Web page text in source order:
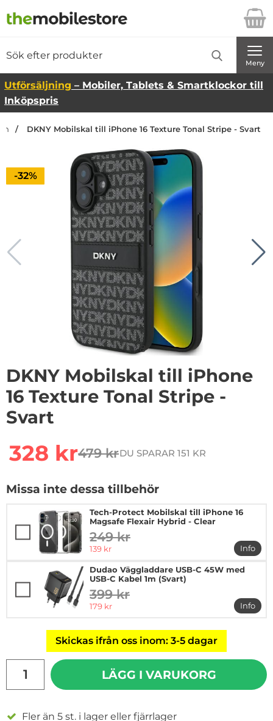
Startsidan för Danira Telecom AB
Meny
Utförsäljning – Mobiler, Tablets & Smartklockor till
Inköpspris
DKNY Mobilskal till iPhone 16 Texture Tonal Stripe - Svart
Priset är nedsatt med
-32%
1/8
DKNY Mobilskal till iPhone
16 Texture Tonal Stripe -
Svart
rea pris
328 krtidigare pris
479 krDU SPARAR 151 KR
Missa inte dessa tillbehör
Tech-Protect Mobilskal till iPhone 16
Magsafe Flexair Hybrid - Clear
tidigare pris
249 kr
rea pris
139 kr
Info
mer
Dudao Väggladdare USB-C 45W med
USB-C Kabel 1m (Svart)
tidigare pris
399 kr
rea pris
179 kr
Info
mer
Skickas ifrån oss inom: 3-5 dagar
LÄGG I VARUKORG
Fler än 5 st. i lager eller fjärrlager